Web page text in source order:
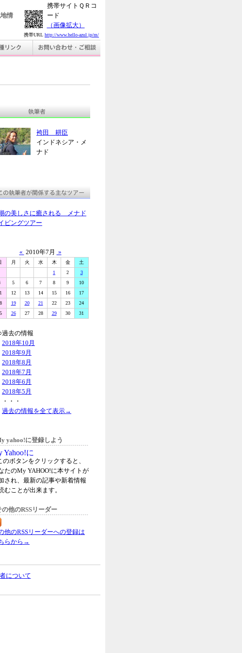
情
携帯サイトＱＲコ
ード
（画像拡大）
携帯URL http://www.hello-azul.jp/m/
袴田 耕臣
インドネシア・メ
ナド
の美しさに癒される メナド
ビングツアー
« 2010年7月 »
月 火 水 木 金
土
1
2
3
5 6 7 8 9
10
12 13 14 15 16
17
19 20 21 22 23
24
26 27 28 29 30 31
去の情報
2018年10月
2018年9月
2018年8月
2018年7月
2018年6月
2018年5月
・・・
過去の情報を全て表示→
yahoo!に登録しよう
のボタンをクリックすると、
たのMy YAHOO!に本サイトが
され、最新の記事や新着情報
むことが出来ます。
の他のRSSリーダー
他のRSSリーダーへの登録は
らから→
について